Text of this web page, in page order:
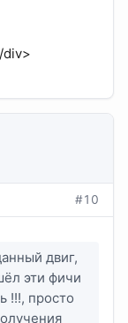
div>
#10
двиг,
эти фичи
!!!, просто